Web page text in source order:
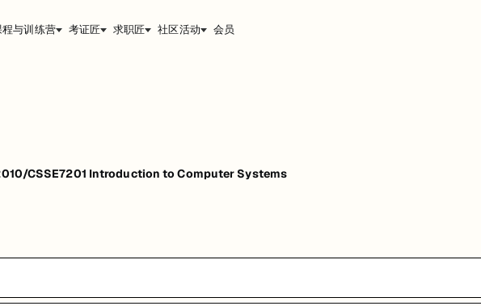
程与训练营 考证匠 求职匠 社区活动 会员
CSSE7201 Introduction to Computer Systems